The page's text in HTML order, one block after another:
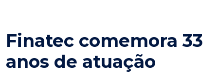
Finatec comemora 33
anos de atuação